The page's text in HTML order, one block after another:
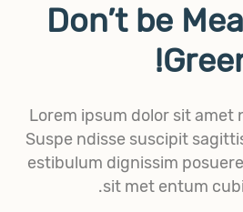
Don’t be
Lorem ipsum dolor sit amet
Suspe ndisse suscipit
estibulum dignissim
sit met entum